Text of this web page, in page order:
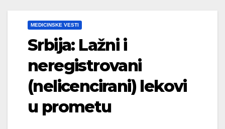
MEDICINSKE VESTI
Srbija: Lažni i
neregistrovani
(nelicencirani) lekovi
u prometu